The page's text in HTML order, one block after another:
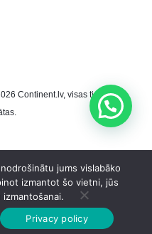
Continent.lv, visas tiesības
Grozs
jums vislabāko
izmantot šo vietni, jūs
Privacy policy